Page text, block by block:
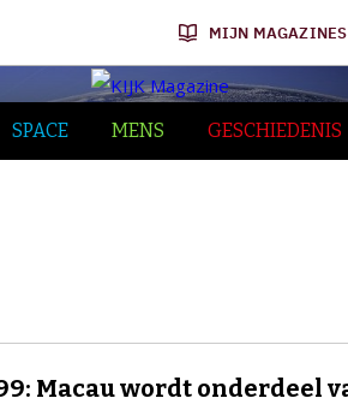
MIJN
SPACE MENS GESCHIEDENIS
Macau wordt onderdeel